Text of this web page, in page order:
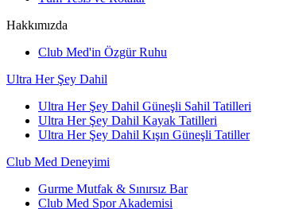
Hakkımızda
Club Med'in Özgür Ruhu
Ultra Her Şey Dahil
Ultra Her Şey Dahil Güneşli Sahil Tatilleri
Ultra Her Şey Dahil Kayak Tatilleri
Ultra Her Şey Dahil Kışın Güneşli Tatiller
Club Med Deneyimi
Gurme Mutfak & Sınırsız Bar
Club Med Spor Akademisi